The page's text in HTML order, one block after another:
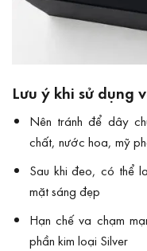
Lưu ý khi sử dụng
Nên tránh để dây
chất, nước hoa, mỹ
Sau khi đeo, có thể
mặt sáng đẹp
Hạn chế va chạm
phần kim loại Silver